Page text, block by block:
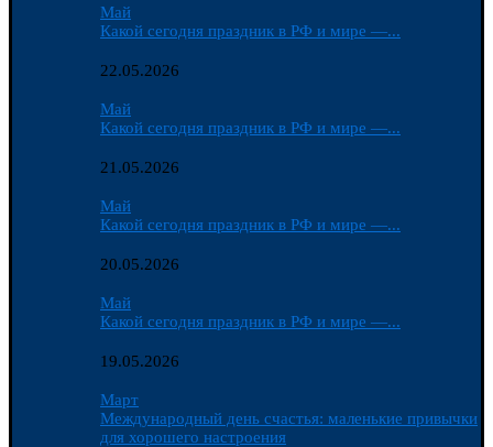
Май
Какой сегодня праздник в РФ и мире —...
22.05.2026
Май
Какой сегодня праздник в РФ и мире —...
21.05.2026
Май
Какой сегодня праздник в РФ и мире —...
20.05.2026
Май
Какой сегодня праздник в РФ и мире —...
19.05.2026
Март
Международный день счастья: маленькие привычки
для хорошего настроения